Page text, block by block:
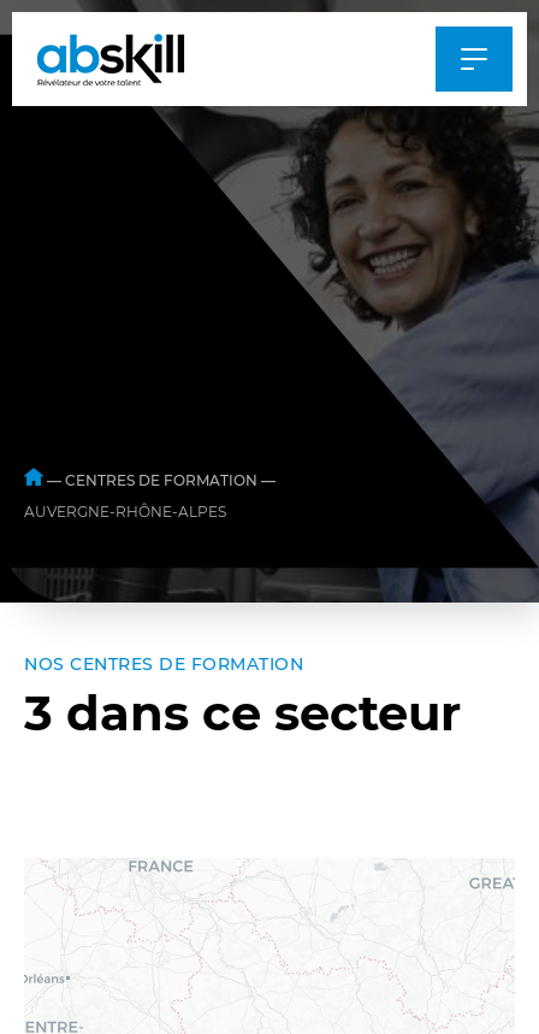
— CENTRES DE FORMATION —
AUVERGNE-RHÔNE-ALPES
NOS CENTRES DE FORMATION
3 dans ce secteur